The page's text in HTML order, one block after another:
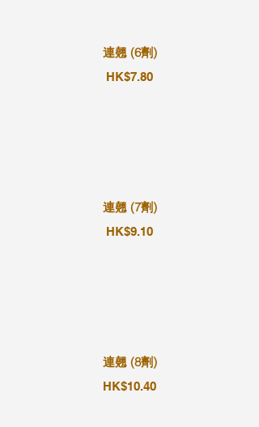
連翹 (6劑)
HK$7.80
連翹 (7劑)
HK$9.10
連翹 (8劑)
HK$10.40